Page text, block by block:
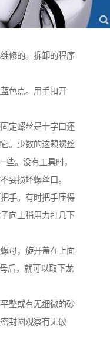
修的。拆卸的程序
色点。用手扣开
定螺丝是十字口还
。少数的这颗螺丝
些。没有工具时，
要损坏螺丝口。
手。有时把手压得
向上稍用力打几下
母，旋开盖在上面
后，就可以取下龙
整或有无细微的砂
封圈观察有无破